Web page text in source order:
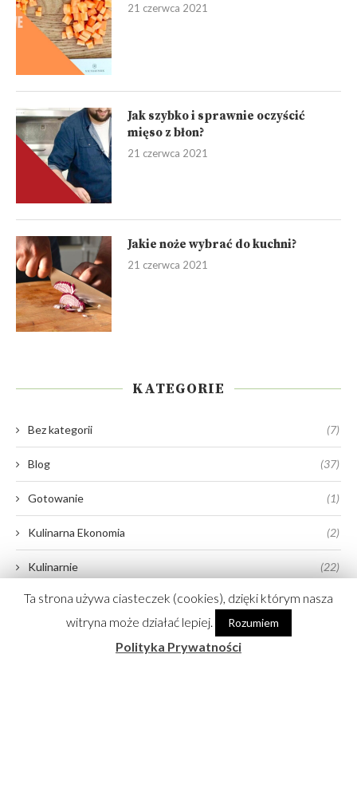
21 czerwca 2021
Jak szybko i sprawnie oczyścić
mięso z błon?
21 czerwca 2021
Jakie noże wybrać do kuchni?
21 czerwca 2021
KATEGORIE
Bez kategorii (7)
Blog (37)
Gotowanie (1)
Kulinarna Ekonomia (2)
Kulinarnie (22)
Media (11)
Ta strona używa ciasteczek (cookies), dzięki którym nasza
witryna może działać lepiej.
Rozumiem
Polityka Prywatności